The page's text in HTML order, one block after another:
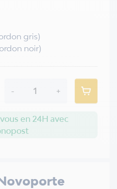
gris)
noir)
- +
en 24H avec